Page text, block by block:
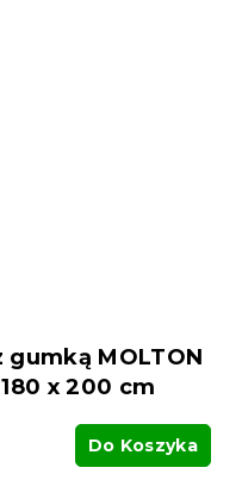
gumką MOLTON
x 200 cm
Do Koszyka